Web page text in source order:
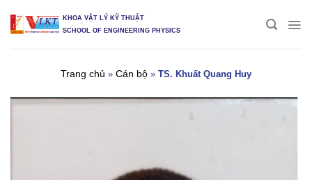
KHOA VẬT LÝ KỸ THUẬT
SCHOOL OF ENGINEERING PHYSICS
Trang chủ » Cán bộ » TS. Khuất Quang Huy